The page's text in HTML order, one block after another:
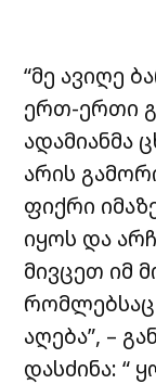
“მე ავიღე
ერთ-ერთი
ადამიანმა
არის
ფიქრი
იყოს და
მივცეთ იმ
აღება”, –
დასძინა: “